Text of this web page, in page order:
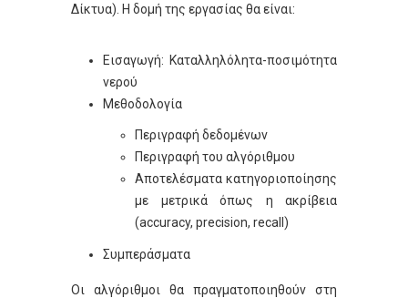
Δίκτυα). Η δομή της εργασίας θα είναι:
Εισαγωγή: Καταλληλόλητα-ποσιμότητα
νερού
Μεθοδολογία
Περιγραφή δεδομένων
Περιγραφή του αλγόριθμου
Αποτελέσματα κατηγοριοποίησης
με μετρικά όπως η ακρίβεια
(accuracy, precision, recall)
Συμπεράσματα
Οι αλγόριθμοι θα πραγματοποιηθούν στη